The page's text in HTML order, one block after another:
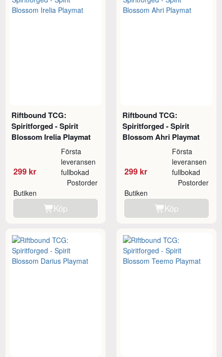
Riftbound TCG:
Spiritforged - Spirit
Blossom Irelia Playmat
299 kr
Första
leveransen
fullbokad
Butiken
Postorder
Köp
Riftbound TCG:
Spiritforged - Spirit
Blossom Ahri Playmat
299 kr
Första
leveransen
fullbokad
Butiken
Postorder
Köp